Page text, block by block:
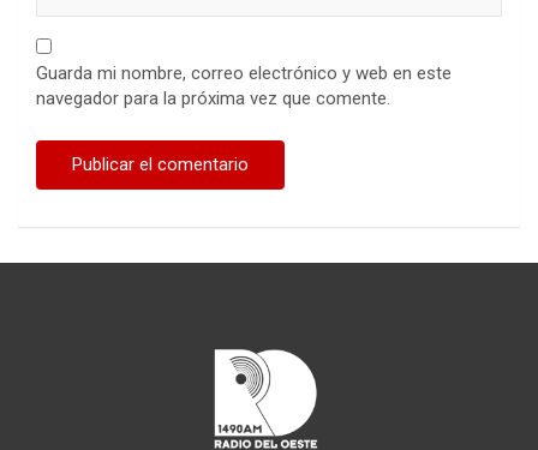
Guarda mi nombre, correo electrónico y web en este
navegador para la próxima vez que comente.